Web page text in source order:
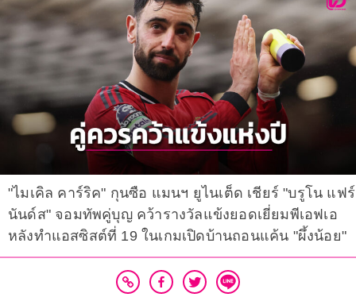
"ไมเคิล คาร์ริค" กุนซือ แมนฯ ยูไนเต็ด เชียร์ "บรูโน แฟร์
นันด์ส" จอมทัพคู่บุญ คว้ารางวัลแข้งยอดเยี่ยมพีเอฟเอ
หลังทำแอสซิสต์ที่ 19 ในเกมเปิดบ้านถอนแค้น "ผึ้งน้อย"